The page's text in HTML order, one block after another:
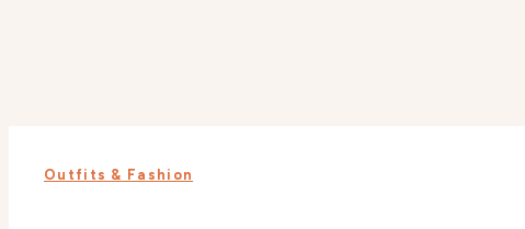
Outfits & Fashion